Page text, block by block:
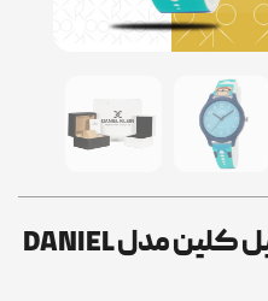
ساعت مچی بچگانه دنیل کلین مدل DANIEL